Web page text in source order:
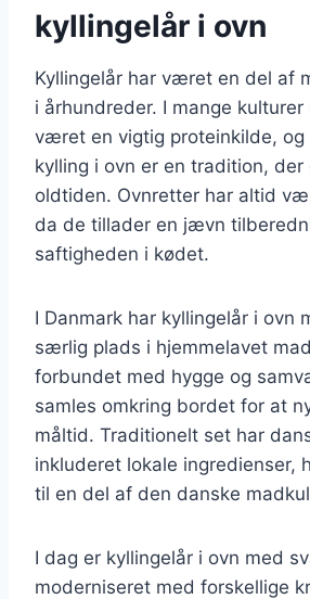
kyllingelår i ovn
Kyllingelår har været en del af
i århundreder. I mange kulturer
været en vigtig proteinkilde,
kylling i ovn er en tradition,
oldtiden. Ovnretter har altid
da de tillader en jævn
saftigheden i kødet.
I Danmark har kyllingelår i ovn
særlig plads i hjemmelavet
forbundet med hygge og
samles omkring bordet for at
måltid. Traditionelt set har
inkluderet lokale ingredienser,
til en del af den danske
I dag er kyllingelår i ovn med
moderniseret med forskellige